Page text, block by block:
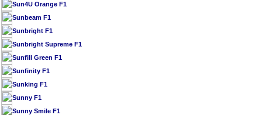
Sun4U Orange F1
Sunbeam F1
Sunbright F1
Sunbright Supreme F1
Sunfill Green F1
Sunfinity F1
Sunking F1
Sunny F1
Sunny Smile F1